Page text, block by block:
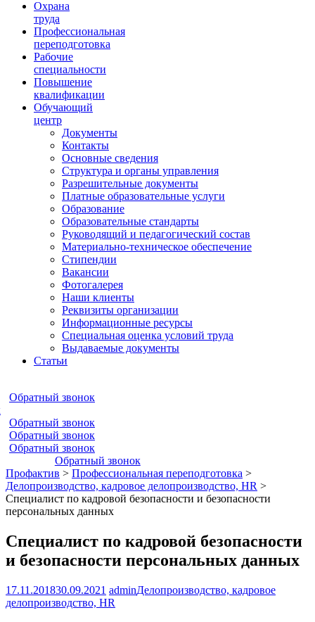
Ориентир охраны труда
Охрана
труда
Профессиональная
переподготовка
Рабочие
специальности
Повышение
квалификации
Обучающий
центр
Документы
Контакты
Основные сведения
Структура и органы управления
Разрешительные документы
Платные образовательные услуги
Образование
Образовательные стандарты
Руководящий и педагогический состав
Материально-техническое обеспечение
Стипендии
Вакансии
Фотогалерея
Наши клиенты
Реквизиты организации
Информационные ресурсы
Специальная оценка условий труда
Выдаваемые документы
Статьи
Обратный звонок
Обратный звонок
Обратный звонок
Обратный звонок
Обратный звонок
Профактив > Профессиональная переподготовка >
Делопроизводство, кадровое делопроизводство, HR >
Специалист по кадровой безопасности и безопасности
персональных данных
Специалист по кадровой безопасности
и безопасности персональных данных
17.11.201830.09.2021 adminДелопроизводство, кадровое
делопроизводство, HR